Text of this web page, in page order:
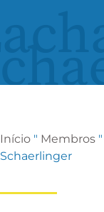
Início " Membros "
Schaerlinger